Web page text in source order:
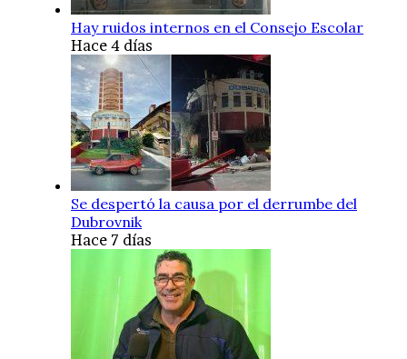
Hay ruidos internos en el Consejo Escolar
Hace 4 días
Se despertó la causa por el derrumbe del
Dubrovnik
Hace 7 días